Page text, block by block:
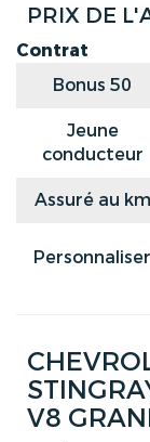
PRIX DE
Contrat
Bonus 50
Jeune
conducteur
Assuré au km
Personnaliser
V8